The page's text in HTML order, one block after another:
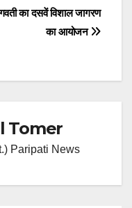
का दसवें विशाल जागरण
का आयोजन
Tomer
Paripati News